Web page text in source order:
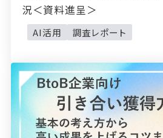
況＜資料進呈＞
AI活用 調査レポート